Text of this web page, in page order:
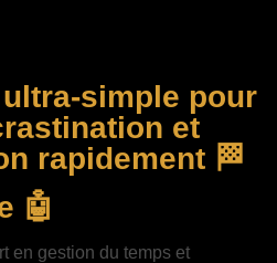
simple pour
et
rapidement 🏁
🤖
en gestion du temps et